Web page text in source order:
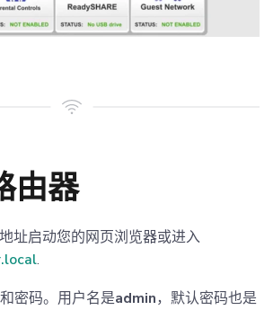
由器
址启动您的网页浏览器或进入
.
密码。用户名是admin，默认密码也是